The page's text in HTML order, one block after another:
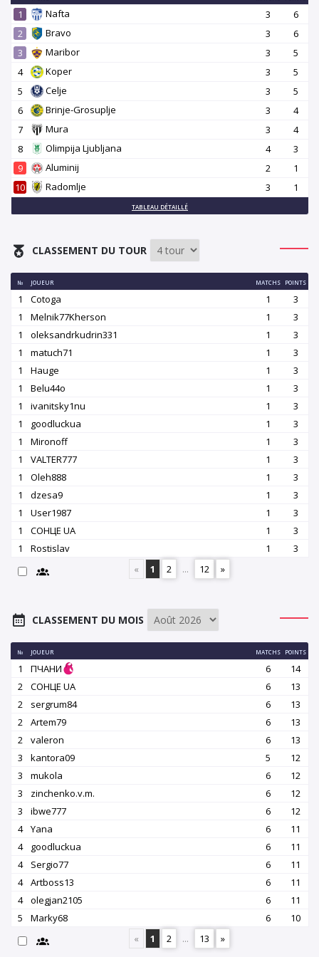
1 Nafta 3
6
2
Bravo 3
6
3
Maribor 3
5
4
Koper 3
5
5
Celje 3
5
6
Brinje-Grosuplje 3
4
7
Mura 3
4
8
Olimpija Ljubljana 4
3
9
Aluminij 2
1
10
Radomlje 3 1
TABLEAU DÉTAILLÉ
CLASSEMENT DU TOUR
№ JOUEUR MATCHS POINTS
1 Cotoga 1
3
1
Melnik77Kherson 1
3
1
oleksandrkudrin331 1
3
1
matuch71 1
3
1
Hauge 1
3
1
Belu44o 1
3
1
ivanitsky1nu 1
3
1
goodluckua 1
3
1
Mironoff 1
3
1
VALTER777 1
3
1
Oleh888 1
3
1
dzesa9 1
3
1
User1987 1
3
1
СОНЦЕ UA 1
3
1
Rostislav 1
3
«
1 2 ... 12 »
CLASSEMENT DU MOIS
№ JOUEUR MATCHS POINTS
1 ПЧАНИ 6
14
2
СОНЦЕ UA 6
13
2
sergrum84 6
13
2
Artem79 6
13
2
valeron 6
13
3
kantora09 5
12
3
mukola 6
12
3
zinchenko.v.m. 6
12
3
ibwe777 6
12
4
Yana 6
11
4
goodluckua 6
11
4
Sergio77 6
11
4
Artboss13 6
11
4
olegjan2105 6
11
5
Marky68 6
10
«
1 2 ... 13 »